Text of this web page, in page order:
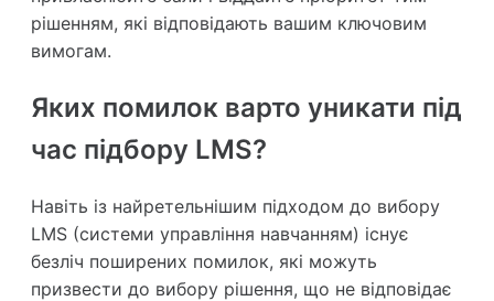
рішенням, які відповідають вашим ключовим
вимогам.
Яких помилок варто уникати під
час підбору LMS?
Навіть із найретельнішим підходом до вибору
LMS (системи управління навчанням) існує
безліч поширених помилок, які можуть
призвести до вибору рішення, що не відповідає